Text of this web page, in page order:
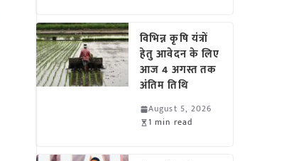
विभिन्न कृषि यंत्रों
हेतु आवेदन के लिए
आज 4 अगस्त तक
अंतिम तिथि
August 5, 2026
1 min read